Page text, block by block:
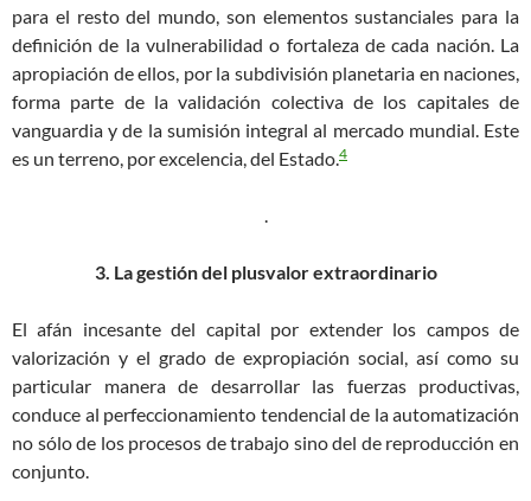
para el resto del mundo, son elementos sustanciales para la
definición de la vulnerabilidad o fortaleza de cada nación. La
apropiación de ellos, por la subdivisión planetaria en naciones,
forma parte de la validación colectiva de los capitales de
vanguardia y de la sumisión integral al mercado mundial. Este
es un terreno, por excelencia, del Estado.4
.
3. La gestión del plusvalor extraordinario
El afán incesante del capital por extender los campos de
valorización y el grado de expropiación social, así como su
particular manera de desarrollar las fuerzas productivas,
conduce al perfeccionamiento tendencial de la automatización
no sólo de los procesos de trabajo sino del de reproducción en
conjunto.